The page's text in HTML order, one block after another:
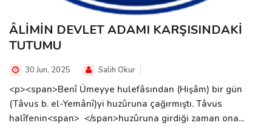
ÂLİMİN DEVLET ADAMI KARŞISINDAKİ
TUTUMU
30 Jun, 2025 Salih Okur
<p><span>Benî Ümeyye hulefâsından (Hişâm) bir gün
(Tâvus b. el-Yemânî)yi huzûruna çağırmıştı. Tâvus
halîfenin<span> </span>huzûruna girdiği zaman ona...